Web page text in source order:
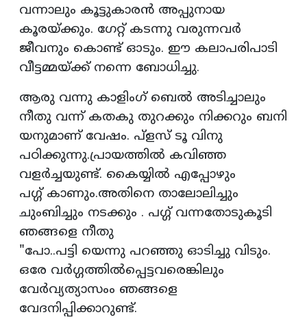
വന്നാലും കൂട്ടുകാരൻ അപ്പുനായ
കൂരയ്ക്കും. ഗേറ്റ് കടന്നു വരുന്നവർ
ജീവനും കൊണ്ട് ഓടും. ഈ കലാപരിപാടി
വീട്ടമ്മയ്ക്ക് നന്നെ ബോധിച്ചു.
ആരു വന്നു കാളിംഗ് ബെൽ അടിച്ചാലും
നീതു വന്ന് കതകു തുറക്കും നിക്കറും ബനി
യനുമാണ് വേഷം. പ്ളസ് ടൂ വിനു
പഠിക്കുന്നു.പ്രായത്തിൽ കവിഞ്ഞ
വളർച്ചയുണ്ട്. കൈയ്യിൽ എപ്പോഴും
പഗ്ഗ് കാണും.അതിനെ താലോലിച്ചും
ചുംബിച്ചും നടക്കും . പഗ്ഗ് വന്നതോടുകൂടി
ഞങ്ങളെ നീതു
"പോ..പട്ടി യെന്നു പറഞ്ഞു ഓടിച്ചു വിടും.
ഒരേ വർഗ്ഗത്തിൽപ്പെട്ടവരെങ്കിലും
വേർവ്യത്യാസംം ഞങ്ങളെ
വേദനിപ്പിക്കാറുണ്ട്.